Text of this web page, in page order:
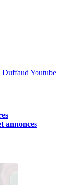
Duffaud Youtube
annonces